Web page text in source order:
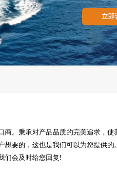
商。秉承对产品品质的完美追求，使
要的，这也是我们可以为您提供
们会及时给您回复!